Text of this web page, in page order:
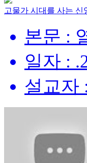
고물가 시대를 사는 신
본문 :
일자 :
설교자